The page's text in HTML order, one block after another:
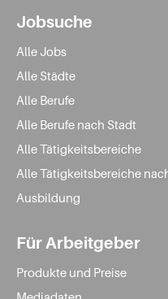
Jobsuche
Alle Jobs
Alle Städte
Alle Berufe
Alle Berufe nach Stadt
Alle Tätigkeitsbereiche
Alle Tätigkeitsbereiche
Ausbildung
Für Arbeitgeber
Produkte und Preise